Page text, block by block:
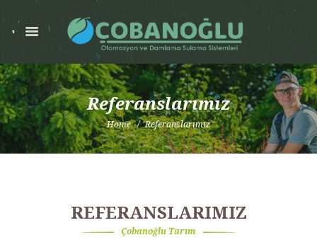
Referanslarımız
Home Referanslarımız
REFERANSLARIMIZ
Çobanoğlu Tarım